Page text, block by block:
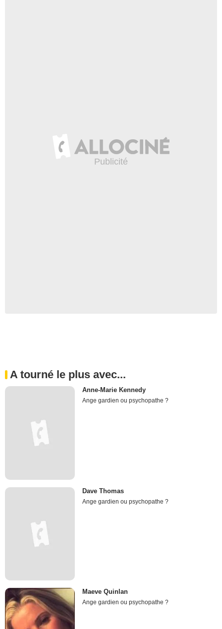
A tourné le plus avec...
Anne-Marie Kennedy
Ange gardien ou psychopathe ?
Dave Thomas
Ange gardien ou psychopathe ?
Maeve Quinlan
Ange gardien ou psychopathe ?